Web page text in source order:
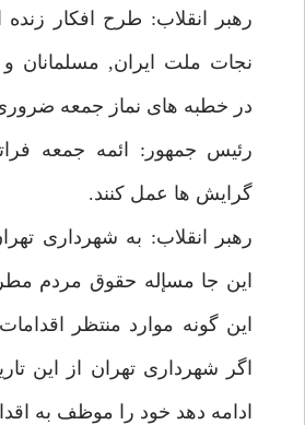
رهبر انقلاب: طرح افكار زنده
نجات ملت ايران, مسلمانان
در خطبه هاى نماز جمعه ضرورى
رئيس جمهور: ائمه جمعه
گرايش ها عمل كنند.
رهبر انقلاب: به شهردارى
اين جا مسإله حقوق مردم
اين گونه موارد منتظر
اگر شهردارى تهران از اين
ادامه دهد خود را موظف به